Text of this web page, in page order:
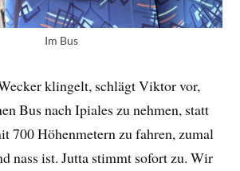
Im Bus
klingelt, schlägt Viktor vor,
Bus nach Ipiales zu nehmen, statt
700 Höhenmetern zu fahren, zumal
nass ist. Jutta stimmt sofort zu. Wir